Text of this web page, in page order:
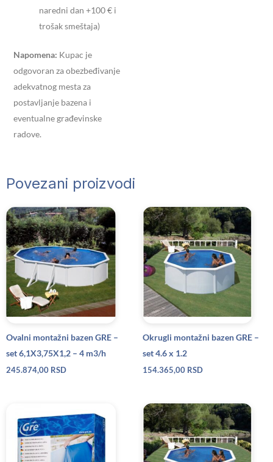
naredni dan +100 € i
trošak smeštaja)
Napomena: Kupac je
odgovoran za obezbeđivanje
adekvatnog mesta za
postavljanje bazena i
eventualne građevinske
radove.
Povezani proizvodi
Ovalni montažni bazen GRE –
set 6,1X3,75X1,2 – 4 m3/h
245.874,00 RSD
Okrugli montažni bazen GRE –
set 4.6 x 1.2
154.365,00 RSD
Raspon
9.654,00 RSD
166.379,00 RSD